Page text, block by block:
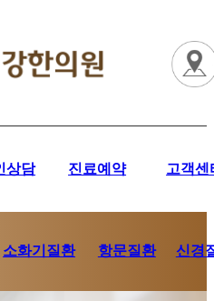
상담 진료예약 고객센
소화기질환 항문질환 신경